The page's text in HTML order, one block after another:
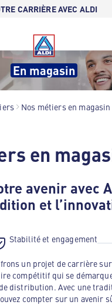
CARRIÈRE AVEC ALDI
En magasin
Nos métiers en magasin
en
avenir avec
et
Stabilité et engagement
un projet de carrière
compétitif qui se
distribution. Avec une
compter sur un avenir